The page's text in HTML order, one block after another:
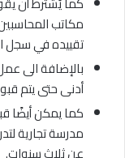
مكاتب
تقييده في سجل
بالإضافة الى
أدنى حتى يتم
كما يمكن أيضًا
مدرسة تجارية